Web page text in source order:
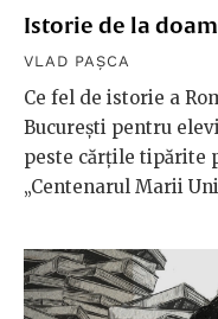
Istorie de la
VLAD PAȘCA
Ce fel de istorie a
București pentru
peste cărțile tipărite
„Centenarul Marii